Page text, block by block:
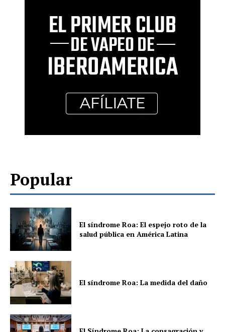
Popular
El síndrome Roa: El espejo roto de la
salud pública en América Latina
El síndrome Roa: La medida del daño